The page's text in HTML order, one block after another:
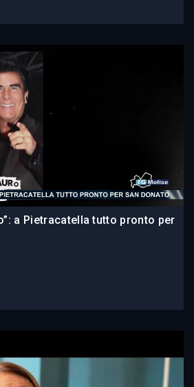
a Pietracatella tutto pronto per